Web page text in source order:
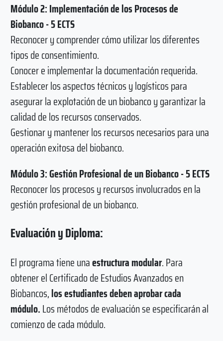
Módulo 2: Implementación de los Procesos de
Biobanco - 5 ECTS
Reconocer y comprender cómo utilizar los diferentes
tipos de consentimiento.
Conocer e implementar la documentación requerida.
Establecer los aspectos técnicos y logísticos para
asegurar la explotación de un biobanco y garantizar la
calidad de los recursos conservados.
Gestionar y mantener los recursos necesarios para una
operación exitosa del biobanco.
Módulo 3: Gestión Profesional de un Biobanco - 5 ECTS
Reconocer los procesos y recursos involucrados en la
gestión profesional de un biobanco.
Evaluación y Diploma:
El programa tiene unaestructura modular. Para
obtener el Certificado de Estudios Avanzados en
Biobancos,los estudiantes deben aprobar cada
módulo.Los métodos de evaluación se especificarán al
comienzo de cada módulo.